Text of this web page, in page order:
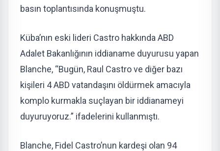
basın toplantısında konuşmuştu.
Küba’nın eski lideri Castro hakkında ABD
Adalet Bakanlığının iddianame duyurusu yapan
Blanche, “Bugün, Raul Castro ve diğer bazı
kişileri 4 ABD vatandaşını öldürmek amacıyla
komplo kurmakla suçlayan bir iddianameyi
duyuruyoruz.” ifadelerini kullanmıştı.
Blanche, Fidel Castro’nun kardeşi olan 94